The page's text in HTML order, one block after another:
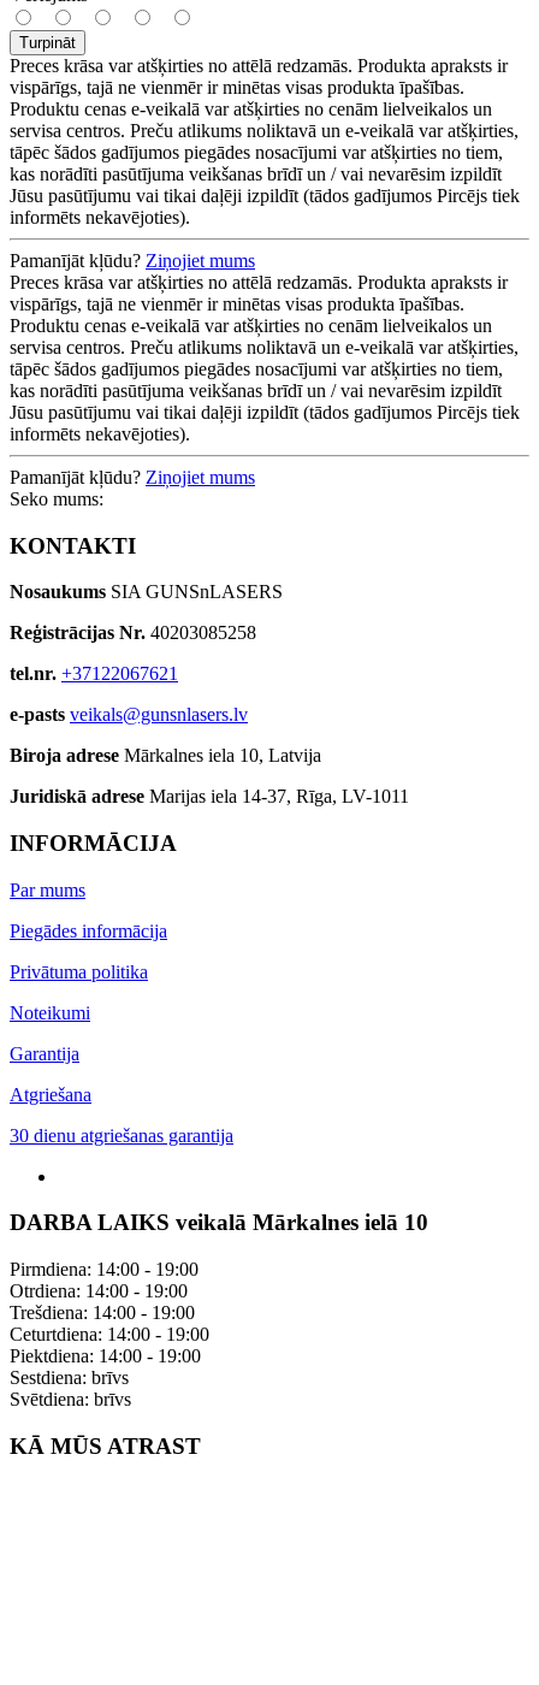
Turpināt
Preces krāsa var atšķirties no attēlā redzamās. Produkta apraksts ir
vispārīgs, tajā ne vienmēr ir minētas visas produkta īpašības.
Produktu cenas e-veikalā var atšķirties no cenām lielveikalos un
servisa centros. Preču atlikums noliktavā un e-veikalā var atšķirties,
tāpēc šādos gadījumos piegādes nosacījumi var atšķirties no tiem,
kas norādīti pasūtījuma veikšanas brīdī un / vai nevarēsim izpildīt
Jūsu pasūtījumu vai tikai daļēji izpildīt (tādos gadījumos Pircējs tiek
informēts nekavējoties).
Pamanījāt kļūdu? Ziņojiet mums
Preces krāsa var atšķirties no attēlā redzamās. Produkta apraksts ir
vispārīgs, tajā ne vienmēr ir minētas visas produkta īpašības.
Produktu cenas e-veikalā var atšķirties no cenām lielveikalos un
servisa centros. Preču atlikums noliktavā un e-veikalā var atšķirties,
tāpēc šādos gadījumos piegādes nosacījumi var atšķirties no tiem,
kas norādīti pasūtījuma veikšanas brīdī un / vai nevarēsim izpildīt
Jūsu pasūtījumu vai tikai daļēji izpildīt (tādos gadījumos Pircējs tiek
informēts nekavējoties).
Pamanījāt kļūdu? Ziņojiet mums
Seko mums:
KONTAKTI
Nosaukums SIA GUNSnLASERS
Reģistrācijas Nr. 40203085258
tel.nr. +37122067621
e-pasts veikals@gunsnlasers.lv
Biroja adrese Mārkalnes iela 10, Latvija
Juridiskā adrese Marijas iela 14-37, Rīga, LV-1011
INFORMĀCIJA
Par mums
Piegādes informācija
Privātuma politika
Noteikumi
Garantija
Atgriešana
30 dienu atgriešanas garantija
DARBA LAIKS veikalā Mārkalnes ielā 10
Pirmdiena: 14:00 - 19:00
Otrdiena: 14:00 - 19:00
Trešdiena: 14:00 - 19:00
Ceturtdiena: 14:00 - 19:00
Piektdiena: 14:00 - 19:00
Sestdiena: brīvs
Svētdiena: brīvs
KĀ MŪS ATRAST